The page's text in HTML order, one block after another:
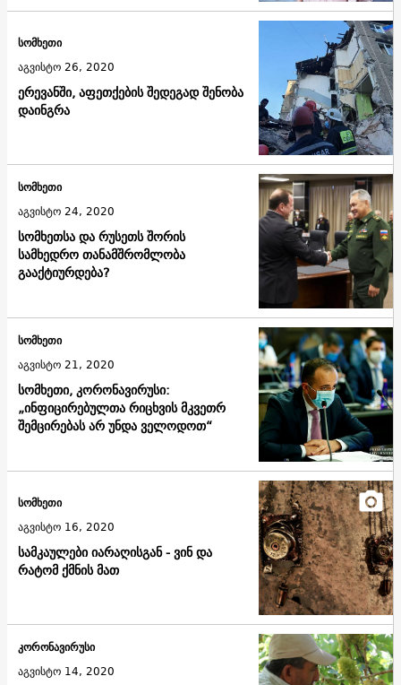
ერევანში, აფეთქების შედეგად შენობა
დაინგრა
სომხეთი
აგვისტო 26, 2020
სომხეთსა და რუსეთს შორის
სამხედრო თანამშრომლობა
გააქტიურდება?
სომხეთი
აგვისტო 24, 2020
სომხეთი, კორონავირუსი:
„ინფიცირებულთა რიცხვის მკვეთრ
შემცირებას არ უნდა ველოდოთ“
სომხეთი
აგვისტო 21, 2020
სამკაულები იარაღისგან - ვინ და
რატომ ქმნის მათ
სომხეთი
აგვისტო 16, 2020
კორონავირუსი
აგვისტო 14, 2020